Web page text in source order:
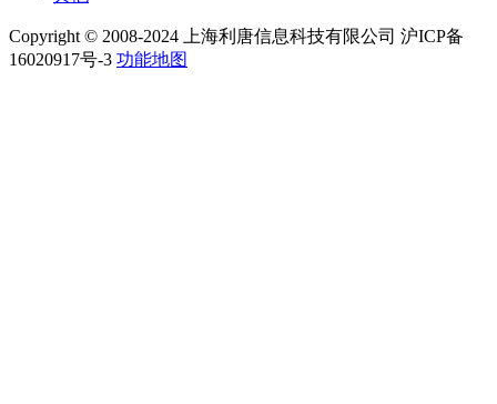
Copyright © 2008-2024 上海利唐信息科技有限公司 沪ICP备
16020917号-3 功能地图